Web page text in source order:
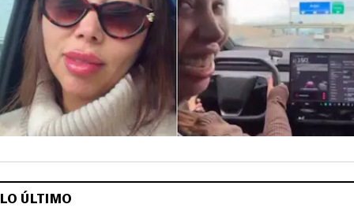
LO ÚLTIMO